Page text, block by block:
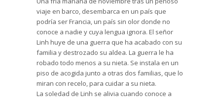
viaje en barco, desembarca en un país que
podría ser Francia, un país sin olor donde no
conoce a nadie y cuya lengua ignora. El señor
Linh huye de una guerra que ha acabado con su
familia y destrozado su aldea. La guerra le ha
robado todo menos a su nieta. Se instala en un
piso de acogida junto a otras dos familias, que lo
miran con recelo, para cuidar a su nieta.
La soledad de Linh se alivia cuando conoce a